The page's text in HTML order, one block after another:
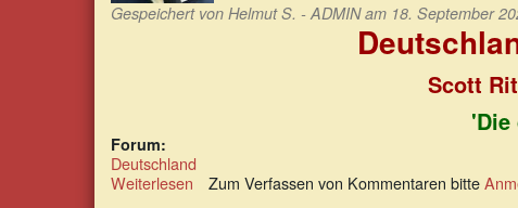
Gespeichert von Helmut S. - ADMINam 18. September
Scott
Forum:
Deutschland
Weiterlesen über
Zum Verfassen von Kommentaren bitte